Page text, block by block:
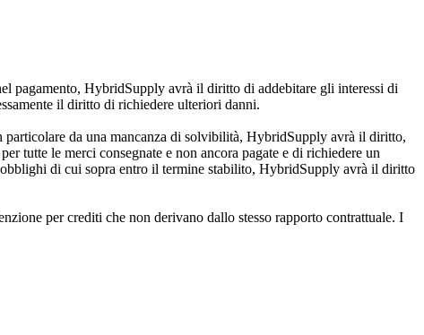
pagamento, HybridSupply avrà il diritto di addebitare gli interessi di
il diritto di richiedere ulteriori danni.
particolare da una mancanza di solvibilità, HybridSupply avrà il diritto,
tutte le merci consegnate e non ancora pagate e di richiedere un
obblighi di cui sopra entro il termine stabilito, HybridSupply avrà il diritto
per crediti che non derivano dallo stesso rapporto contrattuale. I